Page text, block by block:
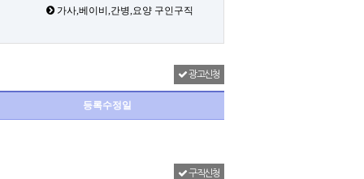
가사,베이비,간병,요양 구인구직
광고신청
등록수정일
구직신청